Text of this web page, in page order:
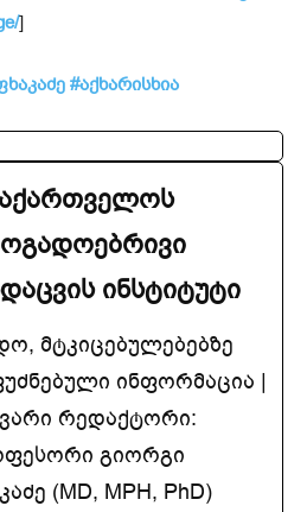
]
#აქხარისხია
ინსტიტუტი
მტკიცებულებებზე
ინფორმაცია |
რედაქტორი:
გიორგი
(MD, MPH, PhD)